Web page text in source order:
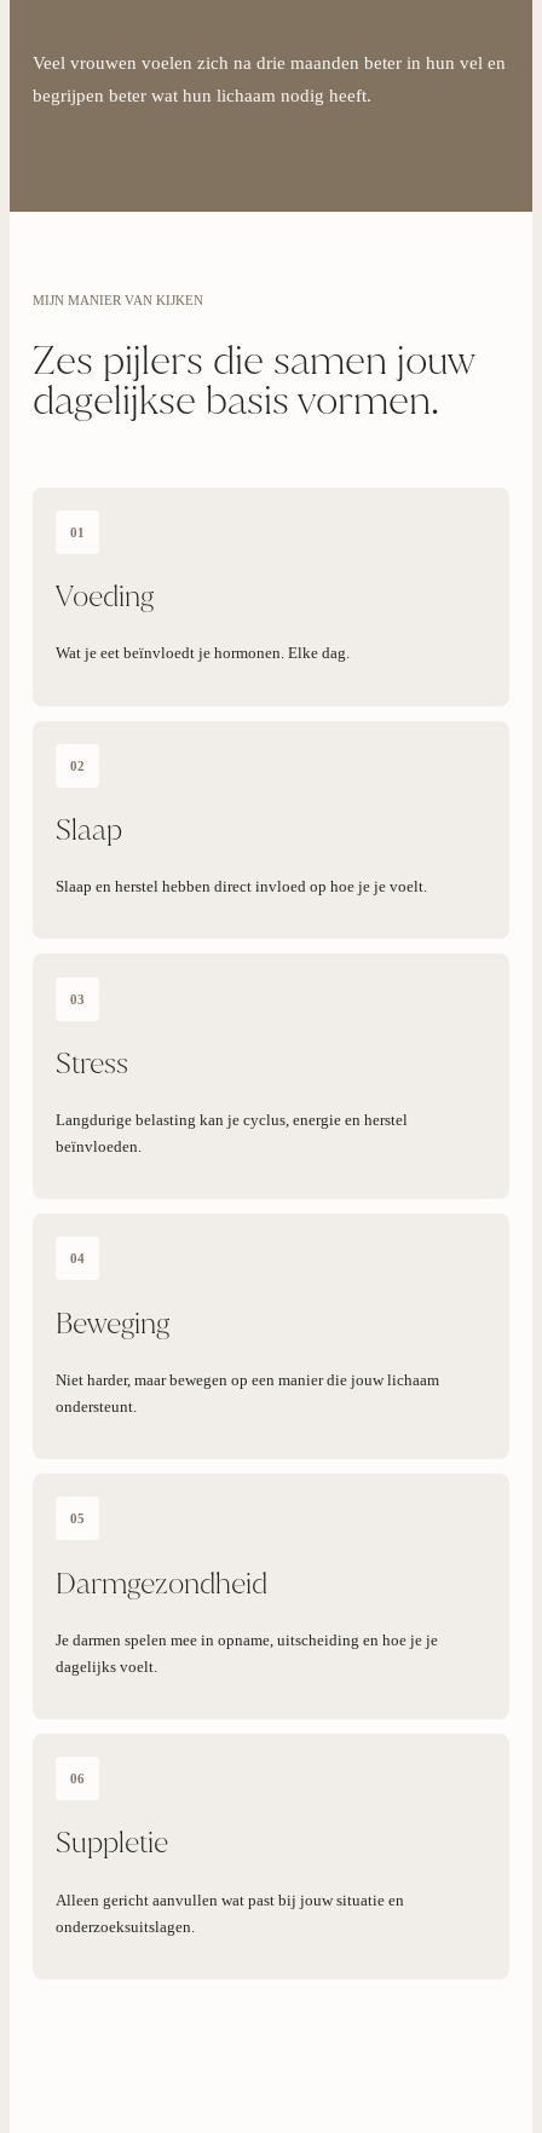
Veel vrouwen voelen zich na drie maanden beter in hun vel en
begrijpen beter wat hun lichaam nodig heeft.
MIJN MANIER VAN KIJKEN
Zes pijlers die samen jouw
dagelijkse basis vormen.
01
Voeding
Wat je eet beïnvloedt je hormonen. Elke dag.
02
Slaap
Slaap en herstel hebben direct invloed op hoe je je voelt.
03
Stress
Langdurige belasting kan je cyclus, energie en herstel
beïnvloeden.
04
Beweging
Niet harder, maar bewegen op een manier die jouw lichaam
ondersteunt.
05
Darmgezondheid
Je darmen spelen mee in opname, uitscheiding en hoe je je
dagelijks voelt.
06
Suppletie
Alleen gericht aanvullen wat past bij jouw situatie en
onderzoeksuitslagen.